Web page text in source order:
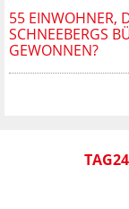
55 EINWOHNER,
SCHNEEBERGS
GEWONNEN?